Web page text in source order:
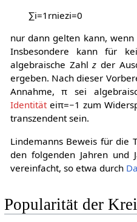
∑i=1 rniezi=0
nur dann gelten kann, wenn
Insbesondere kann für
algebraische Zahlz der
ergeben. Nach dieser
Annahme, π sei
Identität eiπ=−1 zum
transzendent sein.
Lindemanns Beweis für die
den folgenden Jahren und
vereinfacht, so etwa durch
Popularität der